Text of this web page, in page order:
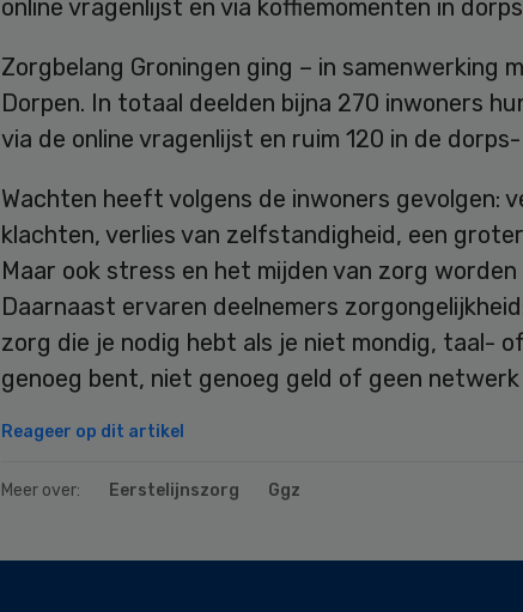
online vragenlijst en via koffiemomenten in
Zorgbelang Groningen ging – in samenwerking
Dorpen. In totaal deelden bijna 270 inwoners
via de online vragenlijst en ruim 120 in de
Wachten heeft volgens de inwoners gevolgen:
klachten, verlies van zelfstandigheid, een
Maar ook stress en het mijden van zorg worden
Daarnaast ervaren deelnemers
zorg die je nodig hebt als je niet mondig, taal-
genoeg bent, niet genoeg geld of geen
Reageer op dit artikel
Meer over: Eerstelijnszorg Ggz